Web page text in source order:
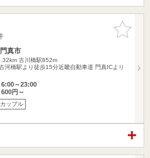
お気に入
りに追加
真市
古川橋駅852m
河橋駅より徒歩15分近畿自動車道 門真ICより
～23:00
円～
カップル